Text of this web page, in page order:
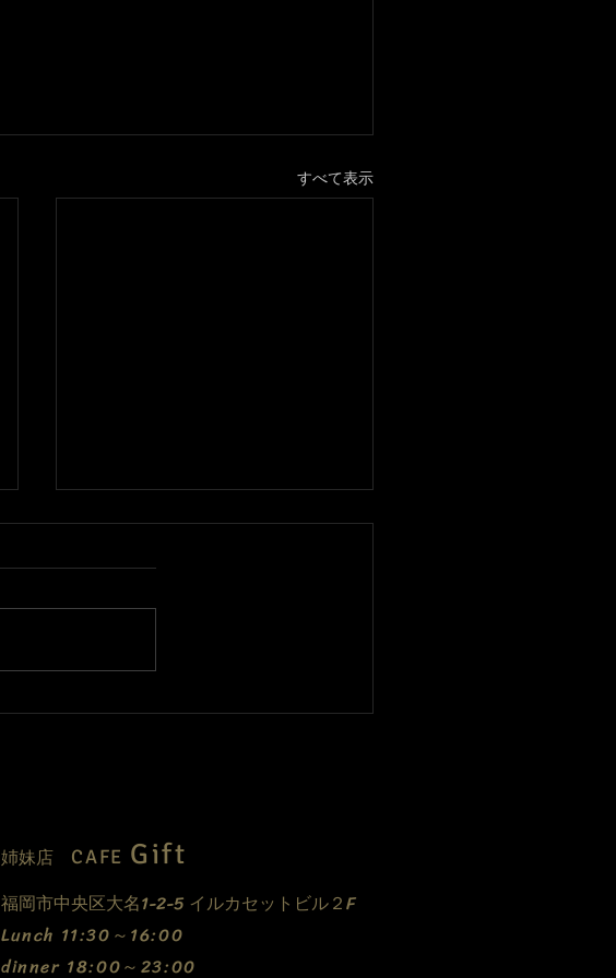
すべて表示
只今、休業中ですがご予約承
​姉妹店 CAFE Gift
福岡市中央区大名1-2-5 イルカセットビル２F
​Lunch 11:30～16:00
dinner 18:00～23:00